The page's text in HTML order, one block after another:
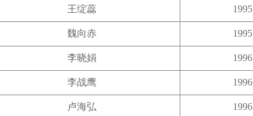
王绽蕊 1995
魏向赤 1995
李晓娟 1996
李战鹰 1996
卢海弘 1996